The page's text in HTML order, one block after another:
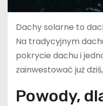
Dachy solarne to
Na tradycyjnym
pokrycie dachu i
zainwestować już
Powody,